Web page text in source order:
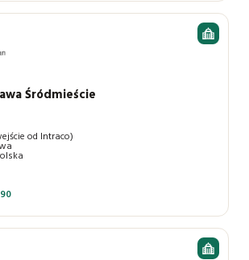
Śródmieście
od Intraco)